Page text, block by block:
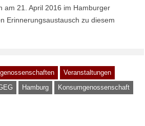
am 21. April 2016 im Hamburger
Erinnerungsaustausch zu diesem
Veranstaltungen
Hamburg
Konsumgenossenschaft